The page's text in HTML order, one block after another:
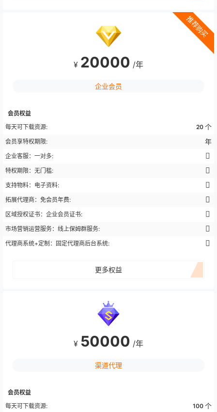
推荐购买
¥ 20000 /年
企业会员
会员权益
每天可下载资源:
20 个
会员享特权期限: 年
企业客服：一对多:
特权期限：无门槛:
支持物料：电子资料:
拓展代理商：免会员年费:
区域授权证书：企业会员证书:
市场营销运营服务：线上保姆群服务:
代理商系统+定制：固定代理商后台系统:
更多权益
¥ 50000 /年
渠道代理
会员权益
每天可下载资源:
100 个